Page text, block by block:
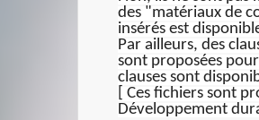
des "matériaux de
insérés est
Par ailleurs, des
sont proposées
clauses sont
[ Ces fichiers sont
Développement